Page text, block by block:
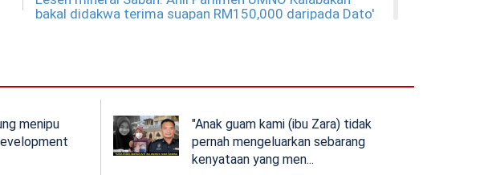
bakal didakwa terima suapan RM150,000 daripada Dato'
SDB saman Ernst & Young tipu laporan audit: Mahkamah
tangguh kes tuntutan RM1.97 bilion ke 2 Julai
Siapa arah Ernst & Young menipu laporan audit
Sabah Development Bank B...
menipu
"Anak guam kami (ibu Zara) tidak
pernah mengeluarkan sebarang
kenyataan yang men...